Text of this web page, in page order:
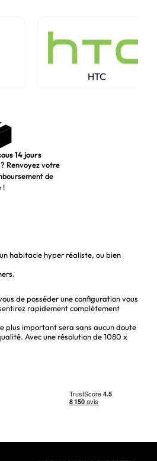
HTC
14 jours
? Renvoyez votre
de
!
habitacle hyper réaliste, ou bien
de posséder une configuration vous
rapidement complètement
plus important sera sans aucun doute
Avec une résolution de 1080 x
un taux de rafraîchissement de
adaptés aux smartphones, il
en réalité virtuelle. Peu cher et
Ces types de casques VR